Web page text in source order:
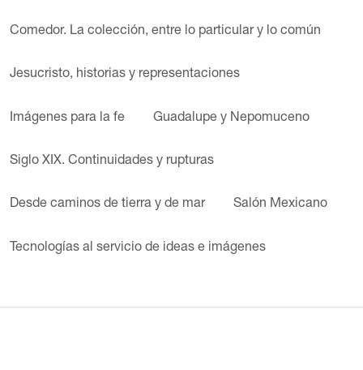
Comedor. La colección, entre lo particular y lo común
Jesucristo, historias y representaciones
Imágenes para la fe Guadalupe y Nepomuceno
Siglo XIX. Continuidades y rupturas
Desde caminos de tierra y de mar Salón Mexicano
Tecnologías al servicio de ideas e imágenes